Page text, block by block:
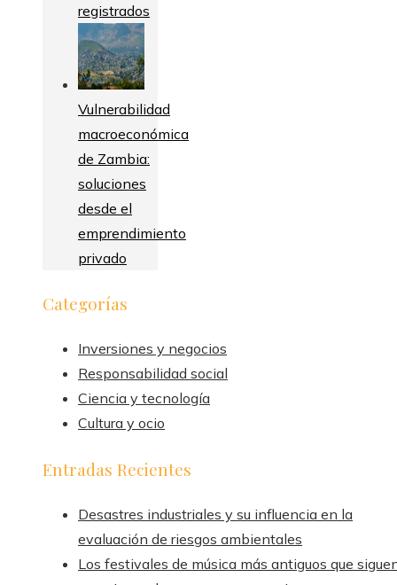
registrados
Vulnerabilidad
macroeconómica
de Zambia:
soluciones
desde el
emprendimiento
privado
Categorías
Inversiones y negocios
Responsabilidad social
Ciencia y tecnología
Cultura y ocio
Entradas Recientes
Desastres industriales y su influencia en la
evaluación de riesgos ambientales
Los festivales de música más antiguos que